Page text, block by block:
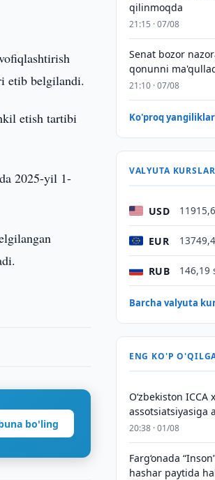
etib belgilandi.
etish tartibi
2025-yil 1-
bo'ling
qilinmoqda
21:15 · 07/08
Senat bozor
qonunni
21:10 · 07/08
Ko'proq
VALYUTA
USD
EUR
RUB 146,19
Barcha valyuta
ENG KO'P
O‘zbekiston ICCA
assotsiatsiyasiga
20:38 · 01/08
Farg‘onada
hashar paytida